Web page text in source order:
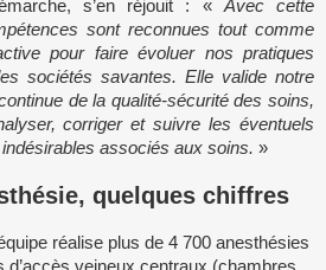
s’en réjouit : « Avec cette
sont reconnues tout comme
pour faire évoluer nos pratiques
sociétés savantes. Elle valide notre
de la qualité-sécurité des soins,
corriger et suivre les éventuels
associés aux soins. »
quelques chiffres
réalise plus de 4 700 anesthésies
d’accès veineux centraux (chambres